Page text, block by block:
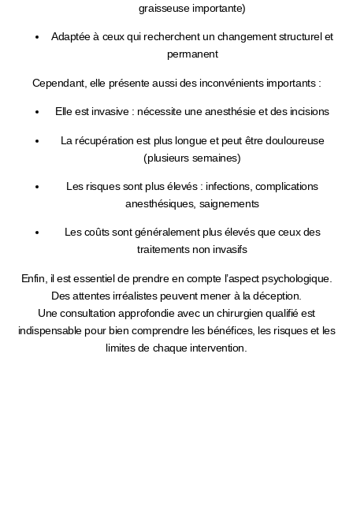
graisseuse importante)
Adaptée à ceux qui recherchent un changement structurel et
permanent
Cependant, elle présente aussi des inconvénients importants:
Elle est invasive: nécessite une anesthésie et des incisions
La récupération est plus longueet peut être douloureuse
(plusieurs semaines)
Les risques sont plus élevés: infections, complications
anesthésiques, saignements
Lescoûts sont généralement plus élevésque ceux des
traitements non invasifs
Enfin, il est essentiel de prendre en compte l’aspect psychologique.
Des attentes irréalistes peuvent mener à la déception.
Uneconsultation approfondie avec un chirurgien qualifiéest
indispensable pour bien comprendre les bénéfices, les risques et les
limites de chaque intervention.